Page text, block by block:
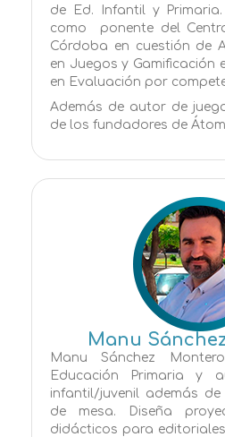
de Ed. Infantil y
como
ponente del
Córdoba en cuestión de
en Juegos y Gamificación
en Evaluación por
Además de autor de
de los fundadores de
Manu
Manu Sánchez
Educación Primaria y
infantil/juvenil además
de mesa. Diseña
didácticos para